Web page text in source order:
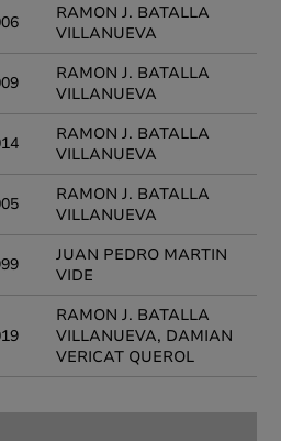
RAMON J. BATALLA
VILLANUEVA
RAMON J. BATALLA
VILLANUEVA
RAMON J. BATALLA
VILLANUEVA
RAMON J. BATALLA
VILLANUEVA
JUAN PEDRO MARTIN
VIDE
RAMON J. BATALLA
VILLANUEVA, DAMIAN
VERICAT QUEROL